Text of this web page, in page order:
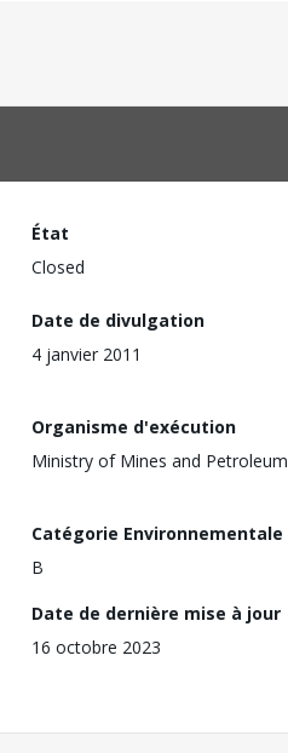
État
Closed
Date de divulgation
4 janvier 2011
Organisme d'exécution
Ministry of Mines and Petroleum
Catégorie Environnementale
B
Date de dernière mise à jour
16 octobre 2023